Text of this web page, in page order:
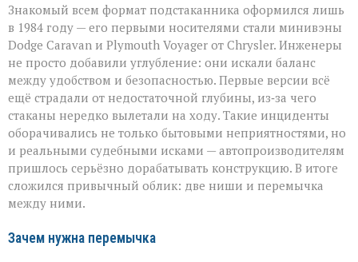
Знакомый всем формат подстаканника оформился лишь
в 1984 году — его первыми носителями стали минивэны
Dodge Caravan и Plymouth Voyager от Chrysler. Инженеры
не просто добавили углубление: они искали баланс
между удобством и безопасностью. Первые версии всё
ещё страдали от недостаточной глубины, из‑за чего
стаканы нередко вылетали на ходу. Такие инциденты
оборачивались не только бытовыми неприятностями, но
и реальными судебными исками — автопроизводителям
пришлось серьёзно дорабатывать конструкцию. В итоге
сложился привычный облик: две ниши и перемычка
между ними.
Зачем нужна перемычка